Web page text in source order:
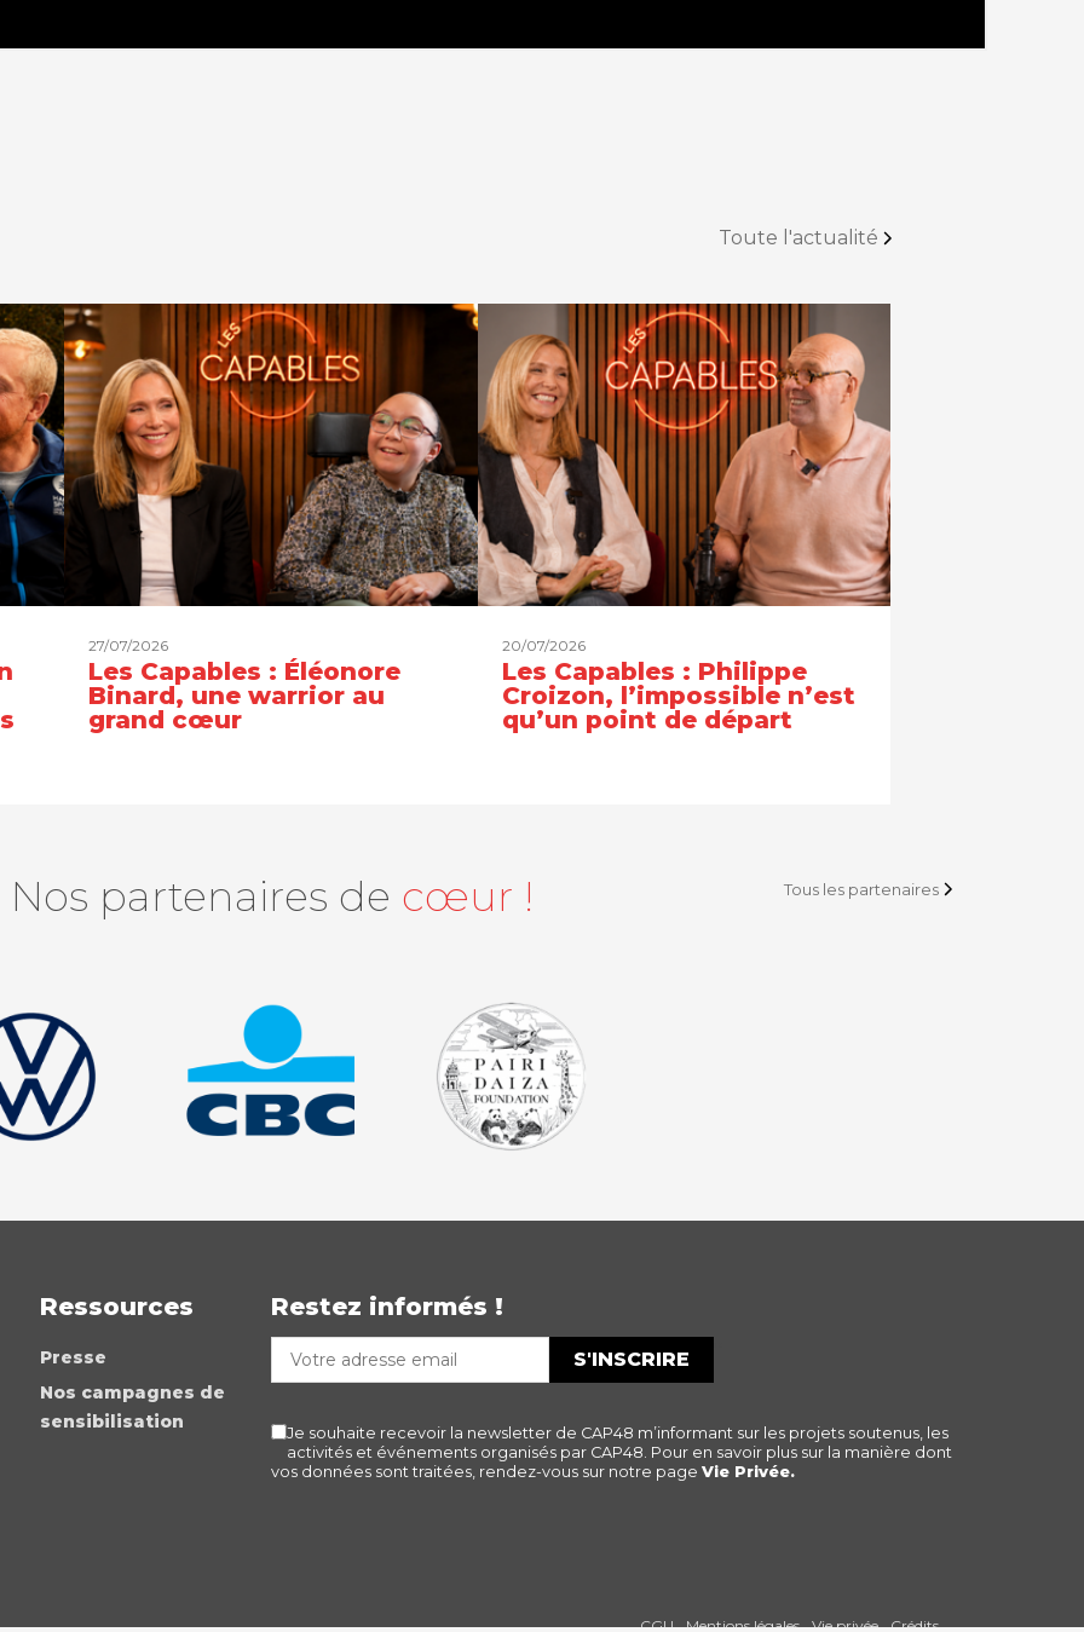
Toute l'actualité
27/07/2026
Les Capables : Éléonore
Binard, une warrior au
grand cœur
20/07/2026
Les Capables : Philippe
Croizon, l’impossible n’est
qu’un point de départ
Nos partenaires de cœur ! Tous les partenaires
Ressources
Presse
Nos campagnes de
sensibilisation
Restez informés !
Je souhaite recevoir la newsletter de CAP48 m’informant sur les projets soutenus, les
activités et événements organisés par CAP48. Pour en savoir plus sur la manière dont
vos données sont traitées, rendez-vous sur notre page Vie Privée.
CGU Mentions légales Vie privée Crédits